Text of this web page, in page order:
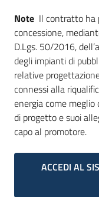
Note Il contratto ha
concessione,
D.Lgs. 50/2016,
degli impianti di
relative
connessi alla
energia come
di progetto e suoi
capo al promotore.
ACCEDI AL